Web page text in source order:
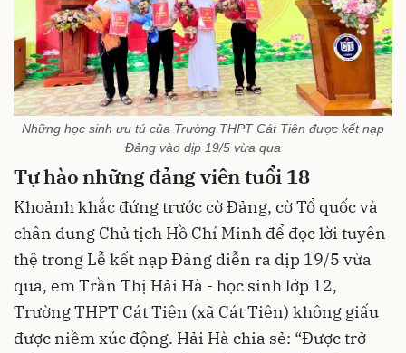
Những học sinh ưu tú của Trường THPT Cát Tiên được kết nạp
Đảng vào dịp 19/5 vừa qua
Tự hào những đảng viên tuổi 18
Khoảnh khắc đứng trước cờ Đảng, cờ Tổ quốc và
chân dung Chủ tịch Hồ Chí Minh để đọc lời tuyên
thệ trong Lễ kết nạp Đảng diễn ra dịp 19/5 vừa
qua, em Trần Thị Hải Hà - học sinh lớp 12,
Trường THPT Cát Tiên (xã Cát Tiên) không giấu
được niềm xúc động. Hải Hà chia sẻ: “Được trở